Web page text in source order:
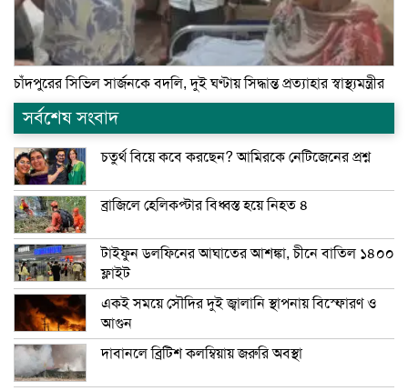
চাঁদপুরের সিভিল সার্জনকে বদলি, দুই ঘণ্টায় সিদ্ধান্ত প্রত্যাহার স্বাস্থ্যমন্ত্রীর
সর্বশেষ সংবাদ
চতুর্থ বিয়ে কবে করছেন? আমিরকে নেটিজেনের প্রশ্ন
ব্রাজিলে হেলিকপ্টার বিধ্বস্ত হয়ে নিহত ৪
টাইফুন ডলফিনের আঘাতের আশঙ্কা, চীনে বাতিল ১৪০০
ফ্লাইট
একই সময়ে সৌদির দুই জ্বালানি স্থাপনায় বিস্ফোরণ ও
আগুন
দাবানলে ব্রিটিশ কলম্বিয়ায় জরুরি অবস্থা